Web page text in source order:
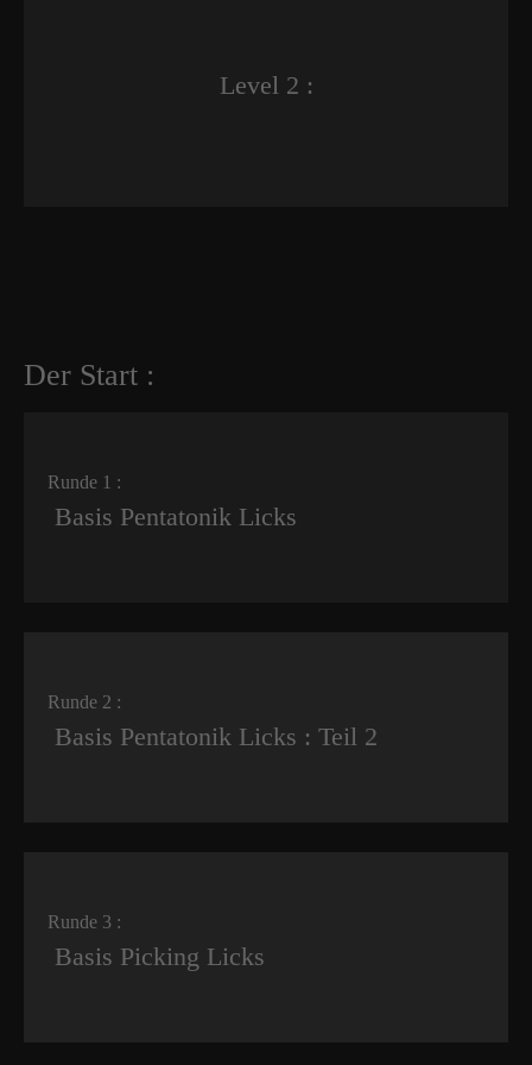
Level 2 :
Der Start :
Runde 1 :
Basis Pentatonik Licks
Runde 2 :
Basis Pentatonik Licks : Teil 2
Runde 3 :
Basis Picking Licks